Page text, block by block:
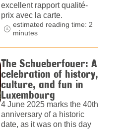
excellent rapport qualité-
prix avec la carte.
estimated reading time: 2
minutes
The Schueberfouer: A
celebration of history,
culture, and fun in
Luxembourg
4 June 2025 marks the 40th
anniversary of a historic
date, as it was on this day